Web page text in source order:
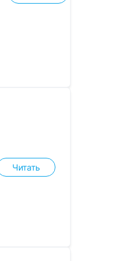
Читать